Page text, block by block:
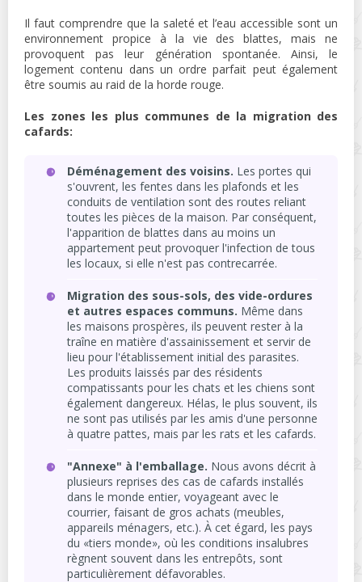
Il faut comprendre que la saleté et l’eau accessible sont un
environnement propice à la vie des blattes, mais ne
provoquent pas leur génération spontanée. Ainsi, le
logement contenu dans un ordre parfait peut également
être soumis au raid de la horde rouge.
Les zones les plus communes de la migration des
cafards:
Déménagement des voisins. Les portes qui
s'ouvrent, les fentes dans les plafonds et les
conduits de ventilation sont des routes reliant
toutes les pièces de la maison. Par conséquent,
l'apparition de blattes dans au moins un
appartement peut provoquer l'infection de tous
les locaux, si elle n'est pas contrecarrée.
Migration des sous-sols, des vide-ordures
et autres espaces communs. Même dans
les maisons prospères, ils peuvent rester à la
traîne en matière d'assainissement et servir de
lieu pour l'établissement initial des parasites.
Les produits laissés par des résidents
compatissants pour les chats et les chiens sont
également dangereux. Hélas, le plus souvent, ils
ne sont pas utilisés par les amis d'une personne
à quatre pattes, mais par les rats et les cafards.
"Annexe" à l'emballage. Nous avons décrit à
plusieurs reprises des cas de cafards installés
dans le monde entier, voyageant avec le
courrier, faisant de gros achats (meubles,
appareils ménagers, etc.). À cet égard, les pays
du «tiers monde», où les conditions insalubres
règnent souvent dans les entrepôts, sont
particulièrement défavorables.